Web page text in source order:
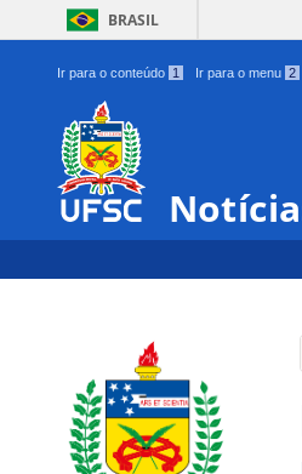
BRASIL
Ir para o conteúdo 1 Ir para o menu 2